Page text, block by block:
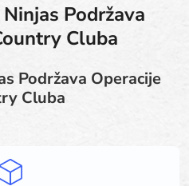
Podržava
Cluba
Podržava Operacije
Cluba